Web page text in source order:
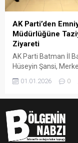
AK Parti’den
Müdürlüğüne
Ziyareti
AK Parti Batman İl
Hüseyin Şansi,
Avukat Murat Çiçek,
için Batman İl Emniyet
Müdürlüğü’nü ziyaret
ederek taziye
01.01.2026 0